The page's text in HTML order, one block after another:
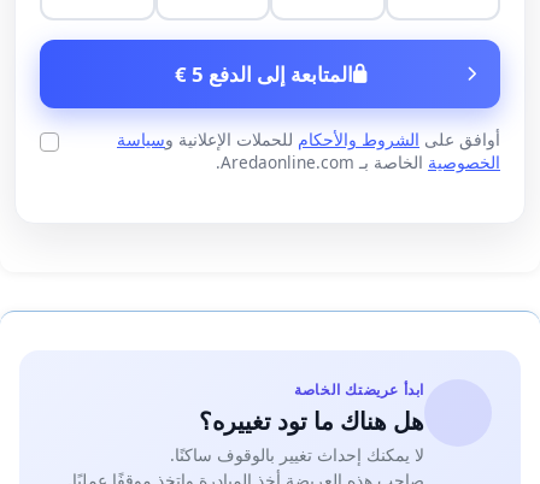
المتابعة إلى الدفع 5 €
أوافق على الشروط والأحكام للحملات الإعلانية وسياسة
الخصوصية الخاصة بـ Aredaonline.com.
ابدأ عريضتك الخاصة
هل هناك ما تود تغييره؟
لا يمكنك إحداث تغيير بالوقوف ساكنًا.